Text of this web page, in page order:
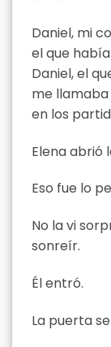
Daniel, mi
el que
Daniel, el
me llamaba
en los
Elena abrió
Eso fue lo
No la vi
sonreír.
Él entró.
La puerta